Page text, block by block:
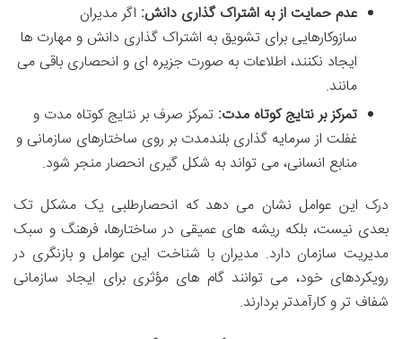
عدم حمایت از به اشتراک گذاری دانش: اگر مدیران
سازوکارهایی برای تشویق به اشتراک گذاری دانش و مهارت ها
ایجاد نکنند، اطلاعات به صورت جزیره ای و انحصاری باقی می
مانند.
تمرکز بر نتایج کوتاه مدت: تمرکز صرف بر نتایج کوتاه مدت و
غفلت از سرمایه گذاری بلندمدت بر روی ساختارهای سازمانی و
منابع انسانی، می تواند به شکل گیری انحصار منجر شود.
درک این عوامل نشان می دهد که انحصارطلبی یک مشکل تک
بعدی نیست، بلکه ریشه های عمیقی در ساختارها، فرهنگ و سبک
مدیریت سازمان دارد. مدیران با شناخت این عوامل و بازنگری در
رویکردهای خود، می توانند گام های مؤثری برای ایجاد سازمانی
شفاف تر و کارآمدتر بردارند.